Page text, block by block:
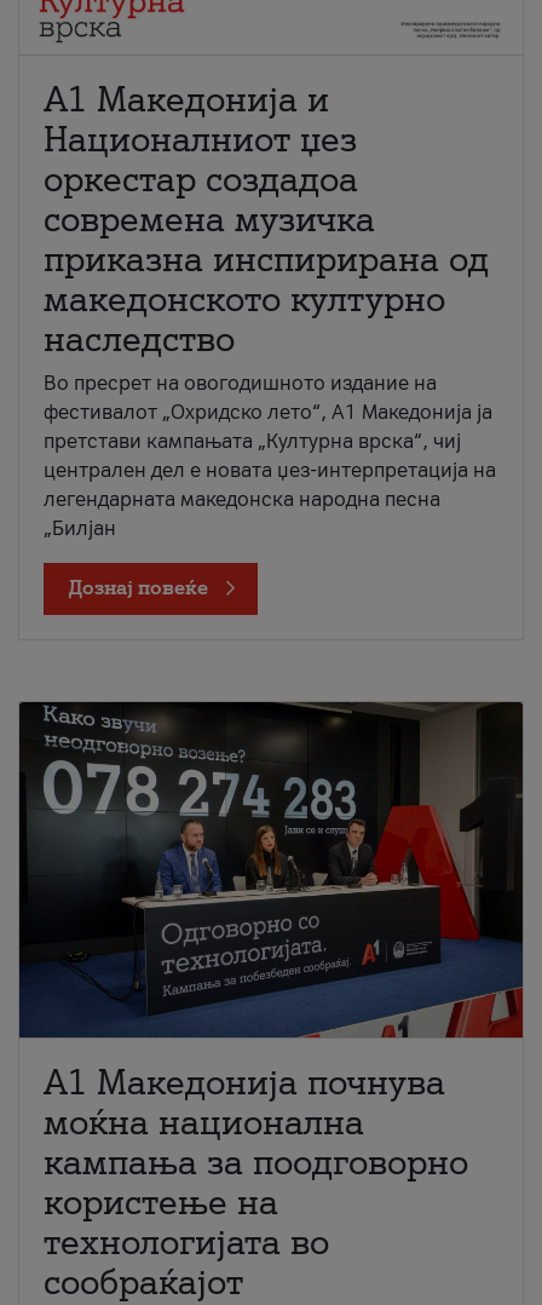
А1 Македонија и
Националниот џез
оркестар создадоа
современа музичка
приказна инспирирана од
македонското културно
наследство
Во пресрет на овогодишното издание на
фестивалот „Охридско лето“, А1 Македонија ја
претстави кампањата „Културна врска“, чиј
централен дел е новата џез-интерпретација на
легендарната македонска народна песна
„Билјан
Дознај повеќе
A1 Македонија почнува
моќна национална
кампања за поодговорно
користење на
технологијата во
сообраќајот